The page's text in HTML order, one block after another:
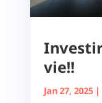
vie!!
Jan 27, 2025|